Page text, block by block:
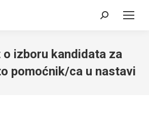
Search:
o izboru kandidata za
pomoćnik/ca u nastavi